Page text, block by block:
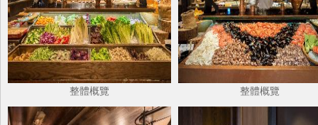
整體概覽 整體概覽